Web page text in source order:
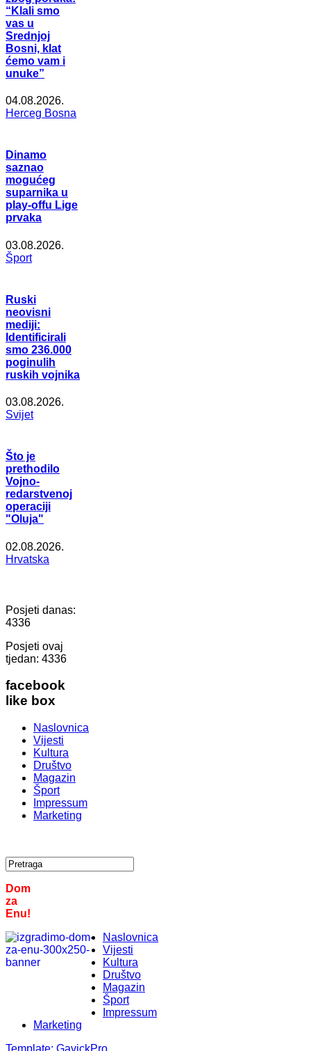
“Klali smo
vas u
Srednjoj
Bosni, klat
ćemo vam i
unuke”
04.08.2026.
Herceg Bosna
Dinamo
saznao
mogućeg
suparnika u
play-offu Lige
prvaka
03.08.2026.
Šport
Ruski
neovisni
mediji:
Identificirali
smo 236.000
poginulih
ruskih vojnika
03.08.2026.
Svijet
Što je
prethodilo
Vojno-
redarstvenoj
operaciji
"Oluja"
02.08.2026.
Hrvatska
Posjeti danas:
4336
Posjeti ovaj
tjedan: 4336
facebook
like box
Naslovnica
Vijesti
Kultura
Društvo
Magazin
Šport
Impressum
Marketing
Dom
za
Enu!
Naslovnica
Vijesti
Kultura
Društvo
Magazin
Šport
Impressum
Marketing